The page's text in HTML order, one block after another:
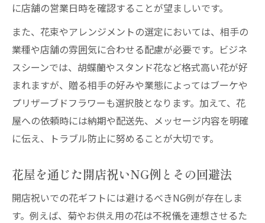
に店舗の営業日時を確認することが望ましいです。
また、花束やアレンジメントの選定においては、相手の
業種や店舗の雰囲気に合わせる配慮が必要です。ビジネ
スシーンでは、胡蝶蘭やスタンド花など格式高い花が好
まれますが、贈る相手の好みや業態によってはブーケや
プリザーブドフラワーも選択肢となります。加えて、花
屋への依頼時には納期や配送先、メッセージ内容を明確
に伝え、トラブル防止に努めることが大切です。
花屋を通じた開店祝いNG例とその回避法
開店祝いでの花ギフトには避けるべきNG例が存在しま
す。例えば、菊やお供え用の花は不祝儀を連想させるた